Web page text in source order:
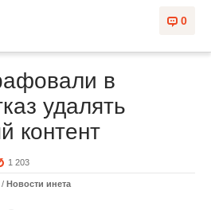
0
в
удалять
контент
1 203
/ Новости инета